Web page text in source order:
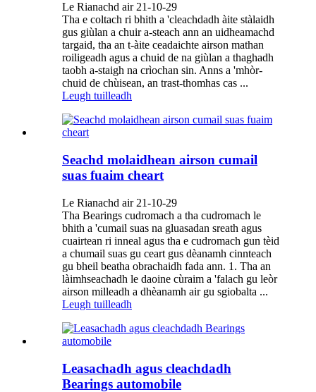
Le Rianachd air 21-10-29
Tha e coltach ri bhith a 'cleachdadh àite stàlaidh
gus giùlan a chuir a-steach ann an uidheamachd
targaid, tha an t-àite ceadaichte airson mathan
roiligeadh agus a chuid de na giùlan a thaghadh
taobh a-staigh na crìochan sin. Anns a 'mhòr-
chuid de chùisean, an trast-thomhas cas ...
Leugh tuilleadh
Seachd molaidhean airson cumail
suas fuaim cheart
Le Rianachd air 21-10-29
Tha Bearings cudromach a tha cudromach le
bhith a 'cumail suas na gluasadan sreath agus
cuairtean ri inneal agus tha e cudromach gun tèid
a chumail suas gu ceart gus dèanamh cinnteach
gu bheil beatha obrachaidh fada ann. 1. Tha an
làimhseachadh le daoine cùraim a 'falach gu leòr
airson milleadh a dhèanamh air gu sgiobalta ...
Leugh tuilleadh
Leasachadh agus cleachdadh
Bearings automobile